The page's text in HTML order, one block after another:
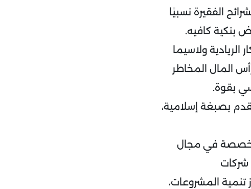
الفقيرة نسبيًا
بنكية كافيه.
ولاسيما
المال المخاطر
بقوة.
بصبغة إسلامية،
في مجال
شركات
تنمية المشروعات،